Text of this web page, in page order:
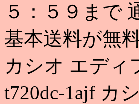
５：５９まで
基本送料が無
カシオ エディ
t720dc-1ajf カ